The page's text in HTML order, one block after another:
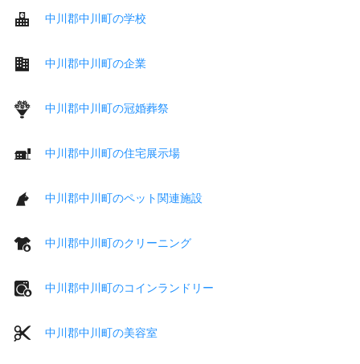
中川郡中川町の学校
中川郡中川町の企業
中川郡中川町の冠婚葬祭
中川郡中川町の住宅展示場
中川郡中川町のペット関連施設
中川郡中川町のクリーニング
中川郡中川町のコインランドリー
中川郡中川町の美容室